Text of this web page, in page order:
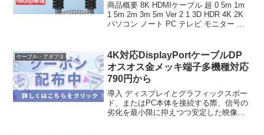
商品概要 8K HDMIケーブル 超 0 5m 1m
1 5m 2m 3m 5m Ver 2 1 3D HDR 4K 2K
パソコン ノート PC テレビ モニター ゲ
ケーブル・アダプタ
4K対応DisplayPortケーブルDP
オスオス金メッキ端子多機種対応
790円から
導入 ディスプレイとグラフィックスボー
ド、またはPC本体を接続する際、信号の
劣化を最小限に抑えつつ安定した映像伝